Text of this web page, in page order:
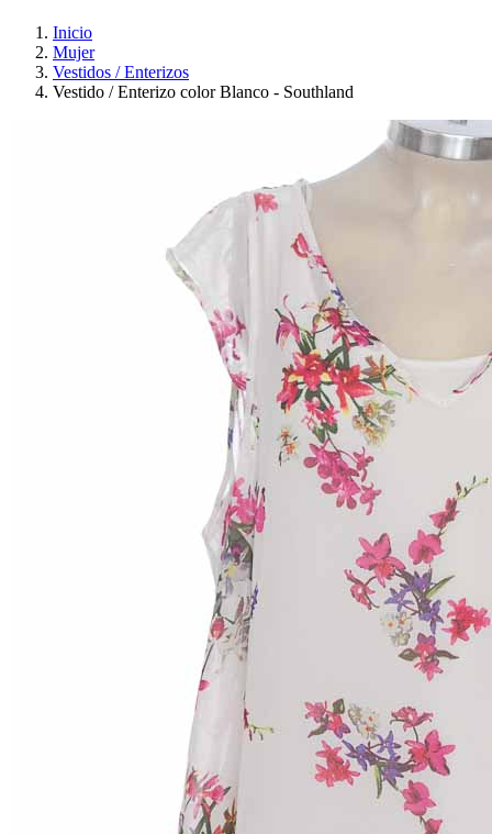
Inicio
Mujer
Vestidos / Enterizos
Vestido / Enterizo color Blanco - Southland